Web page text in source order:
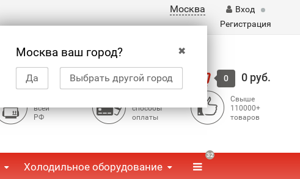
Москва
✖
Москва ваш город?
Да Выбрать другой город
Вход
Регистрация
Корзина 0 0 руб.
всей
РФ
способы
оплаты
Свыше
110000+
товаров
Холодильное оборудование
32